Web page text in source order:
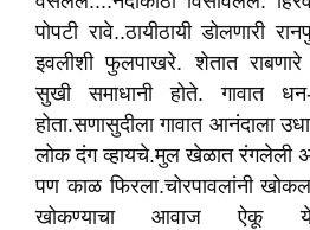
पोपटी रावे..ठायीठायी डोलणारी
इवलीशी फुलपाखरे. शेतात राबणारे
सुखी समाधानी होते. गावात
होता.सणासुदीला गावात आनंदाला
लोक दंग व्हायचे.मुल खेळात रंगलेली
पण काळ फिरला.चोरपावलांनी
खोकण्याचा आवाज ऐकू